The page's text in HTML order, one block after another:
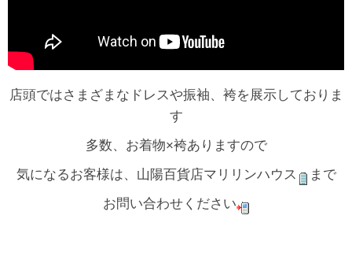
店頭ではさまざまなドレスや振袖、袴を展示しておりま
す
多数、お着物×袴ありますので
気になるお客様は、山陽百貨店マリリンハウス
まで
お問い合わせください